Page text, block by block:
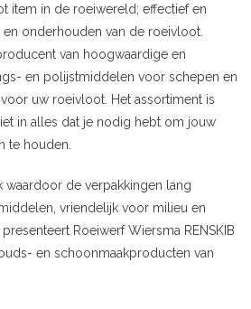
item in de roeiwereld; effectief en
onderhouden van de roeivloot.
van hoogwaardige en
en polijstmiddelen voor schepen en
uw roeivloot. Het assortiment is
in alles dat je nodig hebt om jouw
te houden.
waardoor de verpakkingen lang
vriendelijk voor milieu en
Roeiwerf Wiersma RENSKIB
en schoonmaakproducten van